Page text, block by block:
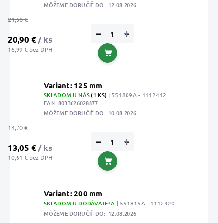
MÔŽEME DORUČIŤ DO: 12.08.2026
21,50 €
20,90 € / ks
16,99 € bez DPH
+
−
Do košíka
Variant: 125 mm
SKLADOM U NÁS(1 KS) | 551809A - 1112412
EAN: 8033626028877
MÔŽEME DORUČIŤ DO: 10.08.2026
14,70 €
13,05 € / ks
10,61 € bez DPH
+
−
Do košíka
Variant: 200 mm
SKLADOM U DODÁVATEĽA | 551815A - 1112420
MÔŽEME DORUČIŤ DO: 12.08.2026